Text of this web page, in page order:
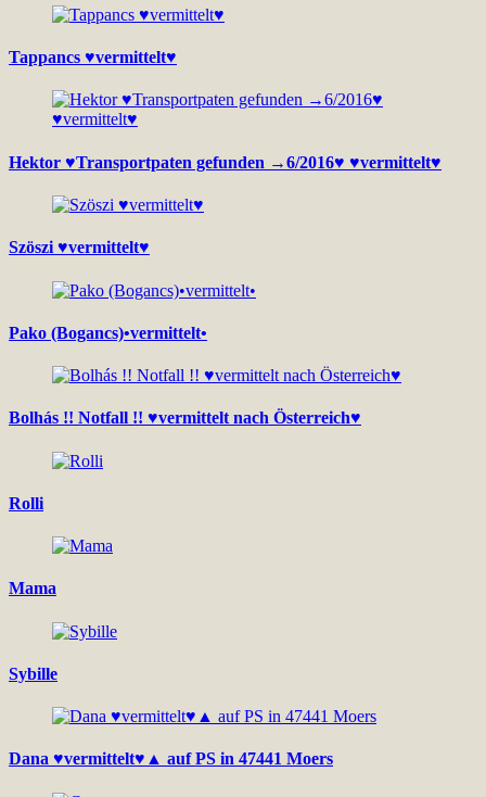
Tappancs ♥vermittelt♥
Hektor ♥Transportpaten gefunden →6/2016♥ ♥vermittelt♥
Szöszi ♥vermittelt♥
Pako (Bogancs)•vermittelt•
Bolhás !! Notfall !! ♥vermittelt nach Österreich♥
Rolli
Mama
Sybille
Dana ♥vermittelt♥▲ auf PS in 47441 Moers